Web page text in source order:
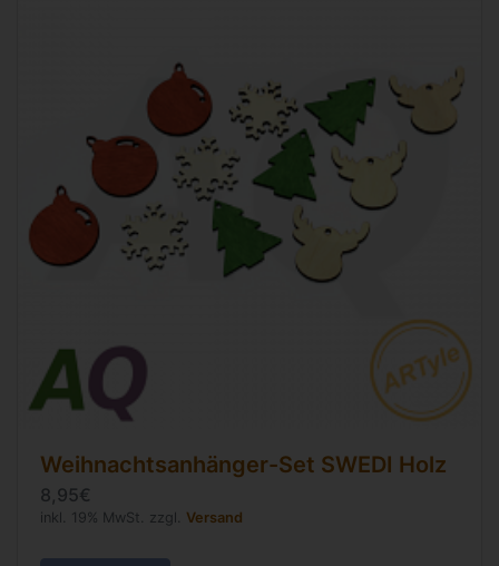
Weihnachtsanhänger-Set SWEDI Holz
8,95€
inkl. 19% MwSt. zzgl. Versand